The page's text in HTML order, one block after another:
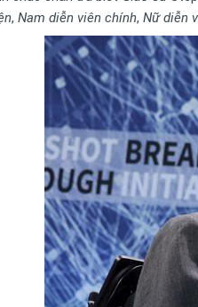
, Nam diễn viên chính, Nữ diễn